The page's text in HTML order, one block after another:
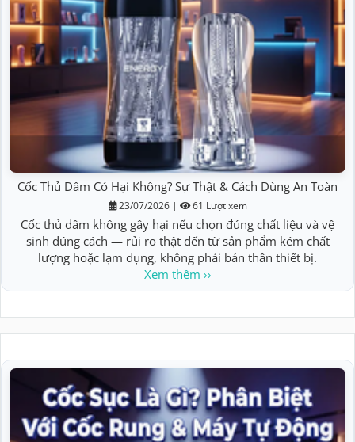
Cốc Thủ Dâm Có Hại Không? Sự Thật & Cách Dùng An Toàn
23/07/2026 | 61 Lượt xem
Cốc thủ dâm không gây hại nếu chọn đúng chất liệu và vệ
sinh đúng cách — rủi ro thật đến từ sản phẩm kém chất
lượng hoặc lạm dụng, không phải bản thân thiết bị.
Xem thêm ››